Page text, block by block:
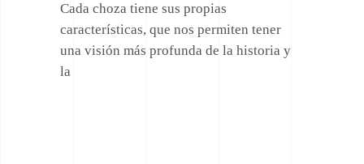
Cada choza tiene sus propias
características, que nos permiten tener
una visión más profunda de la historia y
la